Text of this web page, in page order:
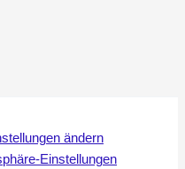
ändern
Einstellungen